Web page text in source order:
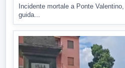
Incidente mortale a Ponte
guida...